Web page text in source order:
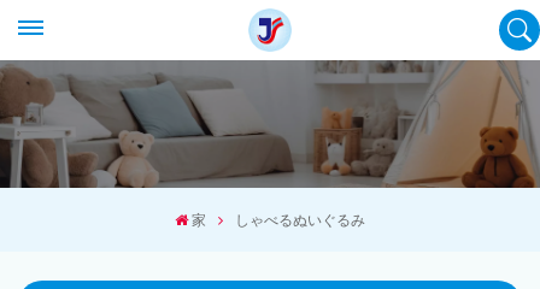
家 しゃべるぬいぐるみ